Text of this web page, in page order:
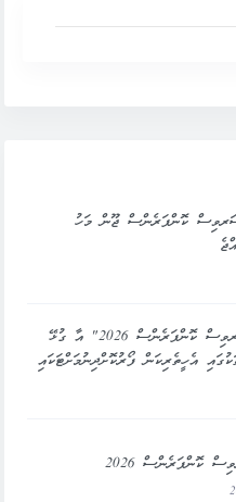
ކޮންފަރެންސް ޖޫން މަހު
"ދިވެހި ސިވިލް ސަރވިސް ކޮންފަރެންސް 2026" އާ ގުޅޭ
އެހީތެރިކަން ފޯރުކޮށްދިނުމަށްޓަކައި
ސިވިލް ސަރވިސް ކޮމިޝަނުން
ކޮންފަރެންސް 2026